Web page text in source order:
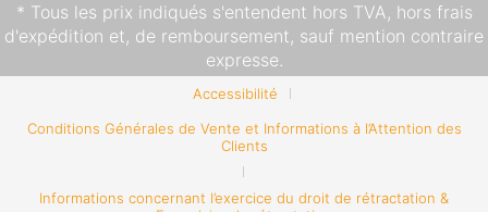
* Tous les prix indiqués s'entendent hors TVA, hors frais
d'expédition et, de remboursement, sauf mention contraire
expresse.
Accessibilité
Conditions Générales de Vente et Informations à l’Attention des
Clients
Informations concernant l’exercice du droit de rétractation &